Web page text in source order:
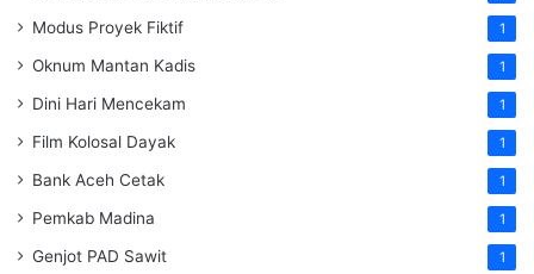
Modus Proyek Fiktif 1
Oknum Mantan Kadis 1
Dini Hari Mencekam 1
Film Kolosal Dayak 1
Bank Aceh Cetak 1
Pemkab Madina 1
Genjot PAD Sawit 1